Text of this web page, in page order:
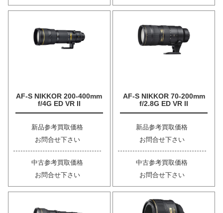
AF-S NIKKOR 200-400mm
f/4G ED VR II
新品参考買取価格
お問合せ下さい
中古参考買取価格
お問合せ下さい
AF-S NIKKOR 70-200mm
f/2.8G ED VR II
新品参考買取価格
お問合せ下さい
中古参考買取価格
お問合せ下さい